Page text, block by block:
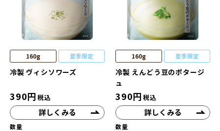
160g 夏季限定
冷製 ヴィシソワーズ
390円税込
詳しくみる
数量
160g 夏季限定
冷製 えんどう豆のポタージ
ュ
390円税込
詳しくみる
数量